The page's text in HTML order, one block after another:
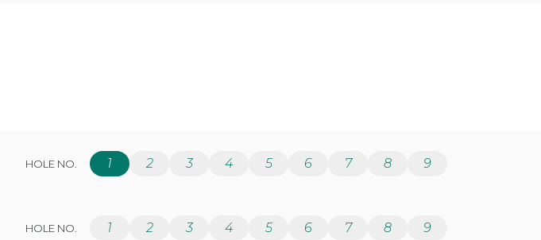
HOLE NO. 1 2 3 4 5 6 7 8 9
HOLE NO. 1 2 3 4 5 6 7 8 9